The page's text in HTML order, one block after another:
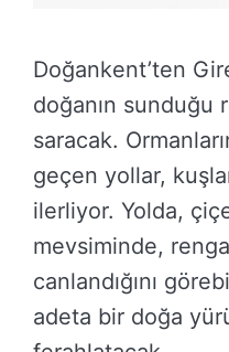
Doğankent’ten
doğanın sunduğu
saracak.
geçen yollar,
ilerliyor. Yolda,
mevsiminde,
canlandığını
adeta bir doğa